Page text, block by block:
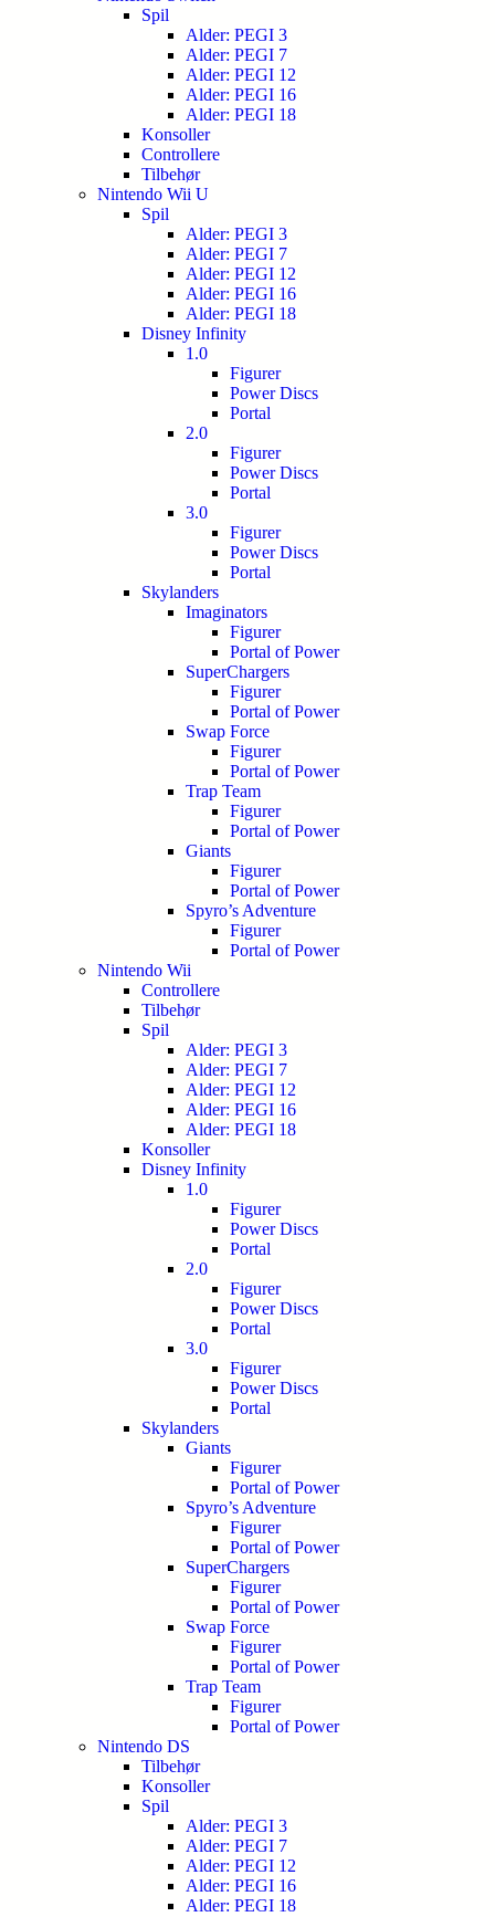
Spil
Alder: PEGI 3
Alder: PEGI 7
Alder: PEGI 12
Alder: PEGI 16
Alder: PEGI 18
Konsoller
Controllere
Tilbehør
Nintendo Wii U
Spil
Alder: PEGI 3
Alder: PEGI 7
Alder: PEGI 12
Alder: PEGI 16
Alder: PEGI 18
Disney Infinity
1.0
Figurer
Power Discs
Portal
2.0
Figurer
Power Discs
Portal
3.0
Figurer
Power Discs
Portal
Skylanders
Imaginators
Figurer
Portal of Power
SuperChargers
Figurer
Portal of Power
Swap Force
Figurer
Portal of Power
Trap Team
Figurer
Portal of Power
Giants
Figurer
Portal of Power
Spyro’s Adventure
Figurer
Portal of Power
Nintendo Wii
Controllere
Tilbehør
Spil
Alder: PEGI 3
Alder: PEGI 7
Alder: PEGI 12
Alder: PEGI 16
Alder: PEGI 18
Konsoller
Disney Infinity
1.0
Figurer
Power Discs
Portal
2.0
Figurer
Power Discs
Portal
3.0
Figurer
Power Discs
Portal
Skylanders
Giants
Figurer
Portal of Power
Spyro’s Adventure
Figurer
Portal of Power
SuperChargers
Figurer
Portal of Power
Swap Force
Figurer
Portal of Power
Trap Team
Figurer
Portal of Power
Nintendo DS
Tilbehør
Konsoller
Spil
Alder: PEGI 3
Alder: PEGI 7
Alder: PEGI 12
Alder: PEGI 16
Alder: PEGI 18